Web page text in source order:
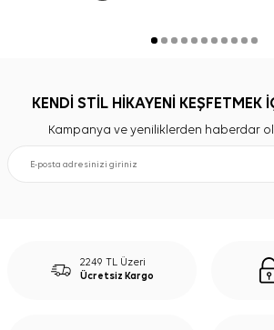
KENDİ STİL HİKAYENİ KEŞFETMEK
Kampanya ve yeniliklerden haberdar
2249 TL Üzeri
Ücretsiz Kargo